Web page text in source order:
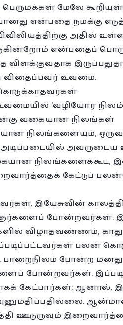
பெருமக்கள் மேலே
என்பதை நமக்கு
அதில்
என்பதைப்
விளக்குவதாக
விதைப்பவர் உவமை.
‘வழியோர
வகையான நிலங்கள்
நிலங்களையும்,
அவருடைய
நிலங்களைக்கூட,
கேட்டுப்
இயேசுவின்
போன்றவர்கள்.
விழாதவண்ணம்,
பலன்
பாறைநிலம் போன்ற
போன்றவர்கள்.
கேட்பார்கள்; ஆனால்,
ஊடுருவும்